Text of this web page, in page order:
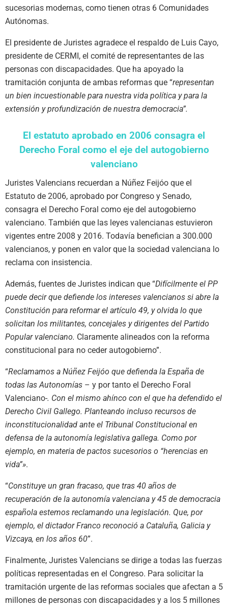
sucesorias modernas, como tienen otras 6 Comunidades
Autónomas.
El presidente de Juristes agradece el respaldo de Luis Cayo,
presidente de CERMI, el comité de representantes de las
personas con discapacidades. Que ha apoyado la
tramitación conjunta de ambas reformas que “representan
un bien incuestionable para nuestra vida política y para la
extensión y profundización de nuestra democracia”.
El estatuto aprobado en 2006 consagra el
Derecho Foral como el eje del autogobierno
valenciano
Juristes Valencians recuerdan a Núñez Feijóo que el
Estatuto de 2006, aprobado por Congreso y Senado,
consagra el Derecho Foral como eje del autogobierno
valenciano. También que las leyes valencianas estuvieron
vigentes entre 2008 y 2016. Todavía benefician a 300.000
valencianos, y ponen en valor que la sociedad valenciana lo
reclama con insistencia.
Además, fuentes de Juristes indican que “Difícilmente el PP
puede decir que defiende los intereses valencianos si abre la
Constitución para reformar el artículo 49, y olvida lo que
solicitan los militantes, concejales y dirigentes del Partido
Popular valenciano. Claramente alineados con la reforma
constitucional para no ceder autogobierno”.
“Reclamamos a Núñez Feijóo que defienda la España de
todas las Autonomías – y por tanto el Derecho Foral
Valenciano-. Con el mismo ahínco con el que ha defendido el
Derecho Civil Gallego. Planteando incluso recursos de
inconstitucionalidad ante el Tribunal Constitucional en
defensa de la autonomía legislativa gallega. Como por
ejemplo, en materia de pactos sucesorios o “herencias en
vida”».
“Constituye un gran fracaso, que tras 40 años de
recuperación de la autonomía valenciana y 45 de democracia
española estemos reclamando una legislación. Que, por
ejemplo, el dictador Franco reconoció a Cataluña, Galicia y
Vizcaya, en los años 60”.
Finalmente, Juristes Valencians se dirige a todas las fuerzas
políticas representadas en el Congreso. Para solicitar la
tramitación urgente de las reformas sociales que afectan a 5
millones de personas con discapacidades y a los 5 millones